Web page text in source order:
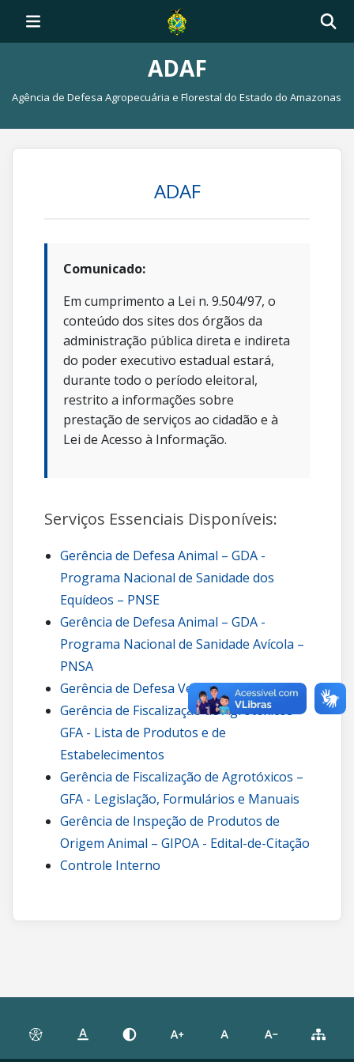
ADAF
Agência de Defesa Agropecuária e Florestal do Estado do Amazonas
ADAF
Comunicado:
Em cumprimento a Lei n. 9.504/97, o
conteúdo dos sites dos órgãos da
administração pública direta e indireta
do poder executivo estadual estará,
durante todo o período eleitoral,
restrito a informações sobre
prestação de serviços ao cidadão e à
Lei de Acesso à Informação.
Serviços Essenciais Disponíveis:
Gerência de Defesa Animal – GDA -
Programa Nacional de Sanidade dos
Equídeos – PNSE
Gerência de Defesa Animal – GDA -
Programa Nacional de Sanidade Avícola –
PNSA
Gerência de Defesa Vegetal – GDV
Gerência de Fiscalização de Agrotóxicos –
GFA - Lista de Produtos e de
Estabelecimentos
Gerência de Fiscalização de Agrotóxicos –
GFA - Legislação, Formulários e Manuais
Gerência de Inspeção de Produtos de
Origem Animal – GIPOA - Edital-de-Citação
Controle Interno